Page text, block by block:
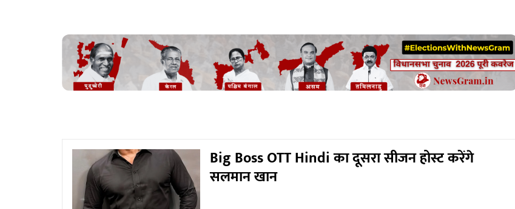
Big Boss OTT Hindi का दूसरा सीजन होस्ट करेंगे
सलमान खान